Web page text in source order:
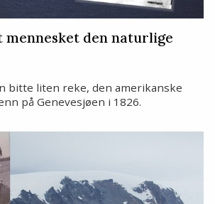
mennesket den naturlige
bitte liten reke, den amerikanske
på Genevesjøen i 1826.